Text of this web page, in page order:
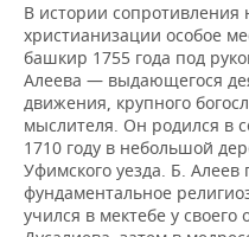
В истории сопротивления
христианизации особое
башкир 1755 года под
Алеева — выдающегося
движения, крупного
мыслителя. Он родился в
1710 году в небольшой
Уфимского уезда. Б. Алеев
фундаментальное
учился в мектебе у своего